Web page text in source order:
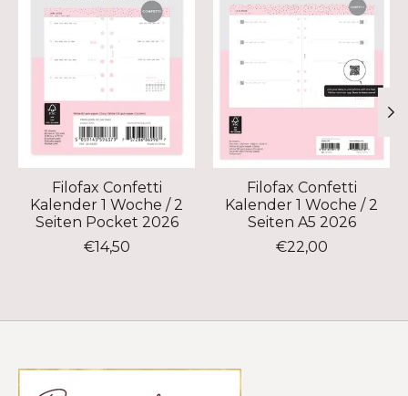
Filofax Confetti
Kalender 1 Woche / 2
Seiten Pocket 2026
€14,50
Filofax Confetti
Kalender 1 Woche / 2
Seiten A5 2026
€22,00